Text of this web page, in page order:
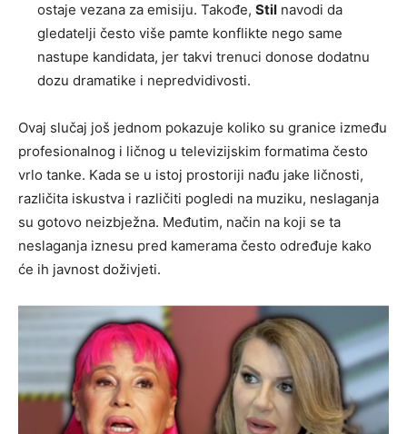
ostaje vezana za emisiju. Takođe, Stil navodi da
gledatelji često više pamte konflikte nego same
nastupe kandidata, jer takvi trenuci donose dodatnu
dozu dramatike i nepredvidivosti.
Ovaj slučaj još jednom pokazuje koliko su granice između
profesionalnog i ličnog u televizijskim formatima često
vrlo tanke. Kada se u istoj prostoriji nađu jake ličnosti,
različita iskustva i različiti pogledi na muziku, neslaganja
su gotovo neizbježna. Međutim, način na koji se ta
neslaganja iznesu pred kamerama često određuje kako
će ih javnost doživjeti.